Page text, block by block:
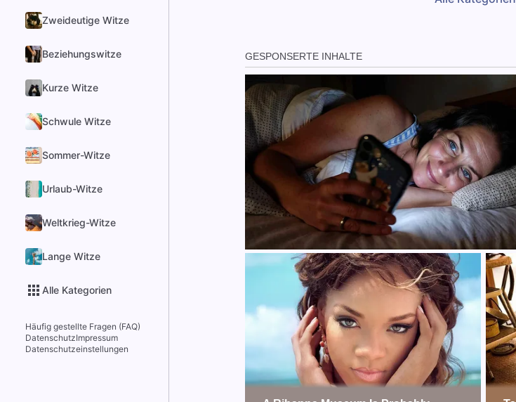
Zweideutige Witze
Beziehungswitze
Kurze Witze
Schwule Witze
Sommer-Witze
Urlaub-Witze
Weltkrieg-Witze
Lange Witze
Alle Kategorien
Häufig gestellte Fragen (FAQ)
DatenschutzImpressum
Datenschutzeinstellungen